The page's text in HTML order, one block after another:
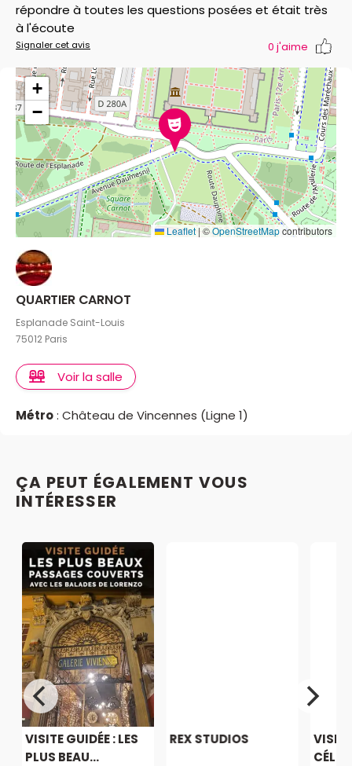
répondre à toutes les questions posées et était très
à l'écoute
Signaler cet avis 0 j'aime
+
−
Leaflet |©OpenStreetMapcontributors
QUARTIER CARNOT
Esplanade Saint-Louis
75012 Paris
Voir la salle
Métro: Château de Vincennes (Ligne 1)
ÇA PEUT ÉGALEMENT VOUS
INTÉRESSER
VISITE GUIDÉE : LES
PLUS BEAU...
REX STUDIOS